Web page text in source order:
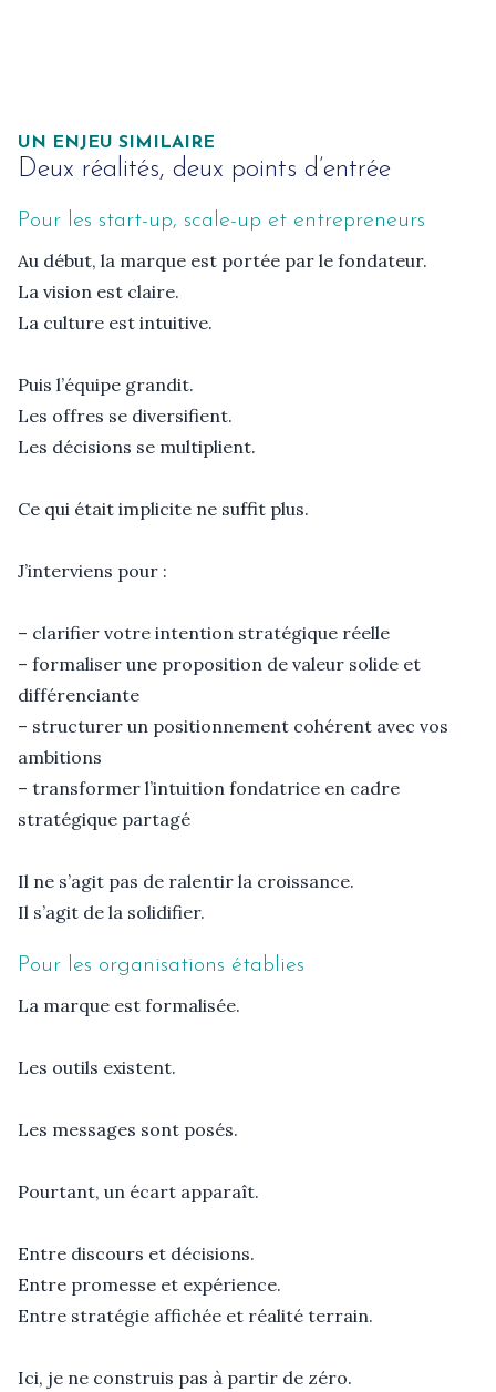
UN ENJEU SIMILAIRE
Deux réalités, deux points d’entrée
Pour les start-up, scale-up et entrepreneurs
Au début, la marque est portée par le fondateur.
La vision est claire.
La culture est intuitive.
Puis l’équipe grandit.
Les offres se diversifient.
Les décisions se multiplient.
Ce qui était implicite ne suffit plus.
J’interviens pour :
– clarifier votre intention stratégique réelle
– formaliser une proposition de valeur solide et
différenciante
– structurer un positionnement cohérent avec vos
ambitions
– transformer l’intuition fondatrice en cadre
stratégique partagé
Il ne s’agit pas de ralentir la croissance.
Il s’agit de la solidifier.
Pour les organisations établies
La marque est formalisée.
Les outils existent.
Les messages sont posés.
Pourtant, un écart apparaît.
Entre discours et décisions.
Entre promesse et expérience.
Entre stratégie affichée et réalité terrain.
Ici, je ne construis pas à partir de zéro.